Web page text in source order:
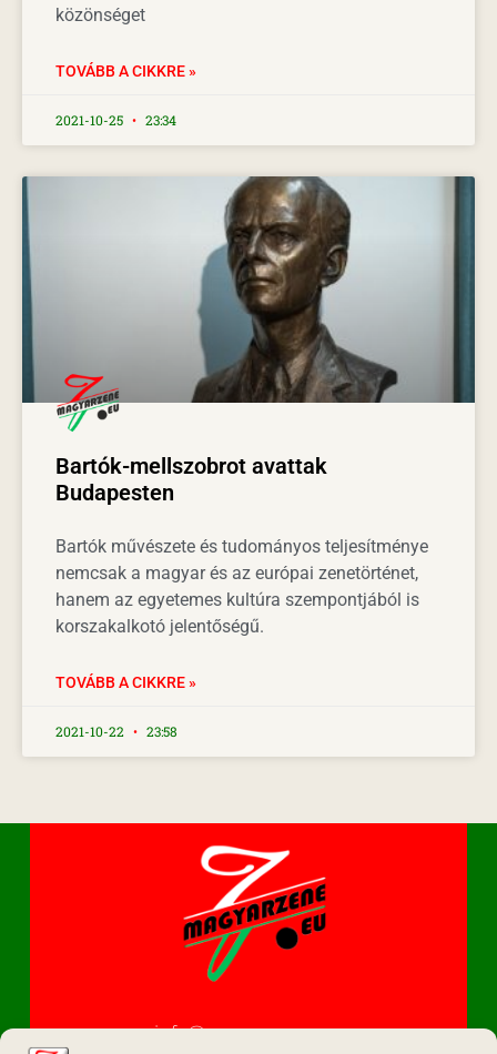
közönséget
TOVÁBB A CIKKRE »
2021-10-25 23:34
Bartók-mellszobrot avattak
Budapesten
Bartók művészete és tudományos teljesítménye
nemcsak a magyar és az európai zenetörténet,
hanem az egyetemes kultúra szempontjából is
korszakalkotó jelentőségű.
TOVÁBB A CIKKRE »
2021-10-22 23:58
info@magyarzene.eu